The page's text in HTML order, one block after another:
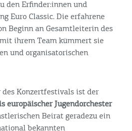
den Erfinder:innen und
Euro Classic. Die erfahrene
Beginn an Gesamtleiterin des
ihrem Team kümmert sie
und organisatorischen
Konzertfestivals ist der
europäischer Jugendorchester
Beirat geradezu ein
bekannten